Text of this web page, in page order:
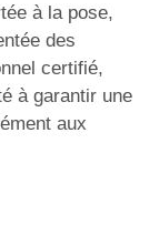
à la pose,
des
certifié,
à garantir une
aux